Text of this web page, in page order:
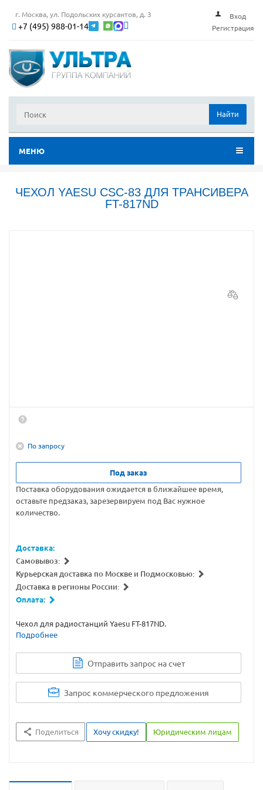
г. Москва, ул. Подольских курсантов, д. 3
+7 (495) 988-01-14
Вход
Регистрация
Найти
МЕНЮ
ЧЕХОЛ YAESU CSC-83 ДЛЯ ТРАНСИВЕРА
FT-817ND
По запросу
Под заказ
Поставка оборудования ожидается в ближайшее время,
оставьте предзаказ, зарезервируем под Вас нужное
количество.
Доставка:
Самовывоз:
Курьерская доставка по Москве и Подмосковью:
Доставка в регионы России:
Оплата:
Чехол для радиостанций Yaesu FT-817ND.
Подробнее
Отправить запрос на счет
Запрос коммерческого предложения
Поделиться Хочу скидку! Юридическим лицам